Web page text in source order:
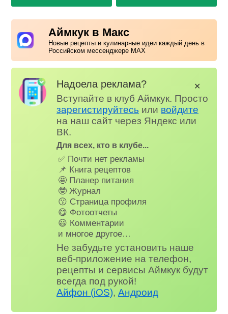
Аймкук в Макс
Новые рецепты и кулинарные идеи каждый день в
Российском мессенджере MAX
Надоела реклама?
Вступайте в клуб Аймкук. Просто
зарегистируйтесь или войдите
на наш сайт через Яндекс или
ВК.
Для всех, кто в клубе...
✅ Почти нет рекламы
📌 Книга рецептов
🤩 Планер питания
🤓 Журнал
😗 Страница профиля
😋 Фотоотчеты
😃 Комментарии
и многое другое…
Не забудьте установить наше
веб-приложение на телефон,
рецепты и сервисы Аймкук будут
всегда под рукой!
Айфон (iOS),Андроид
✕